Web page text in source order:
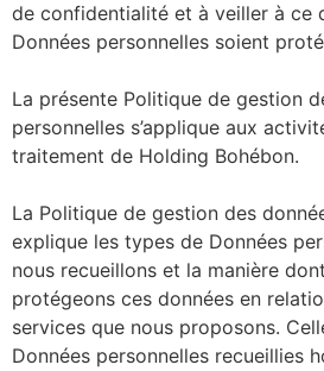
de confidentialité et à veiller à ce
Données personnelles soient
La présente Politique de gestion
personnelles s’applique aux
traitement de Holding Bohébon.
La Politique de gestion des
explique les types de Données
nous recueillons et la manière
protégeons ces données en
services que nous proposons.
Données personnelles recueillies